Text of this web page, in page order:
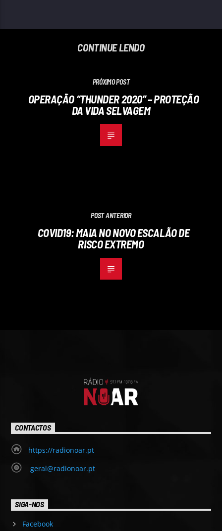
CONTINUE LENDO
PRÓXIMO POST
OPERAÇÃO “THUNDER 2020” – PROTEÇÃO
DA VIDA SELVAGEM
POST ANTERIOR
COVID19: MAIA NO NOVO ESCALÃO DE
RISCO EXTREMO
CONTACTOS
https://radionoar.pt
geral@radionoar.pt
SIGA-NOS
Facebook